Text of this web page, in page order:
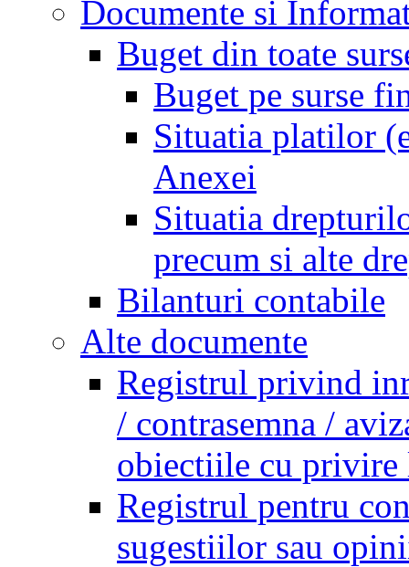
Documente si
Buget din toate
Buget pe surse
Situatia platilor
Anexei
Situatia
precum si alte
Bilanturi contabile
Alte documente
Registrul privind
/ contrasemna /
obiectiile cu privire
Registrul pentru
sugestiilor sau